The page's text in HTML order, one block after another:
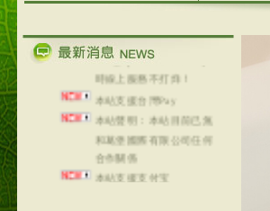
進入內頁連結～
Line@aphrodite2020 24小
時線上服務不打烊！
本站支援台灣Pay
本站聲明：本站目前已無
和葛堡國際有限公司任何
合作關係
本站支援支付宝
2017年1月1日起，中国大